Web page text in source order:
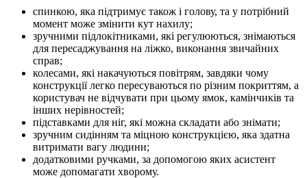
спинкою, яка підтримує також і голову, та у потрібний
момент може змінити кут нахилу;
зручними підлокітниками, які регулюються, знімаються
для пересаджування на ліжко, виконання звичайних
справ;
колесами, які накачуються повітрям, завдяки чому
конструкції легко пересуваються по різним покриттям, а
користувач не відчувати при цьому ямок, камінчиків та
інших нерівностей;
підставками для ніг, які можна складати або знімати;
зручним сидінням та міцною конструкцією, яка здатна
витримати вагу людини;
додатковими ручками, за допомогою яких асистент
може допомагати хворому.